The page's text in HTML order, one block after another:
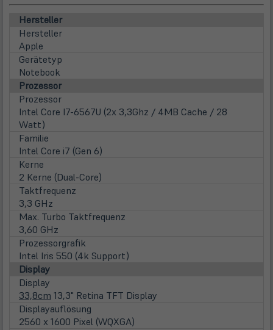
Hersteller
Hersteller
Apple
Gerätetyp
Notebook
Prozessor
Prozessor
Intel Core I7-6567U (2x 3,3Ghz / 4MB Cache / 28
Watt)
Familie
Intel Core i7 (Gen 6)
Kerne
2 Kerne (Dual-Core)
Taktfrequenz
3,3 GHz
Max. Turbo Taktfrequenz
3,60 GHz
Prozessorgrafik
Intel Iris 550 (4k Support)
Display
Display
33,8cm 13,3" Retina TFT Display
Displayauflösung
2560 x 1600 Pixel (WQXGA)